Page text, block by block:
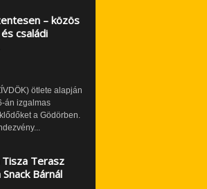
– közös
családi
ötlete alapján
án izgalmas
a Gödörben.
Terasz
Bárnál